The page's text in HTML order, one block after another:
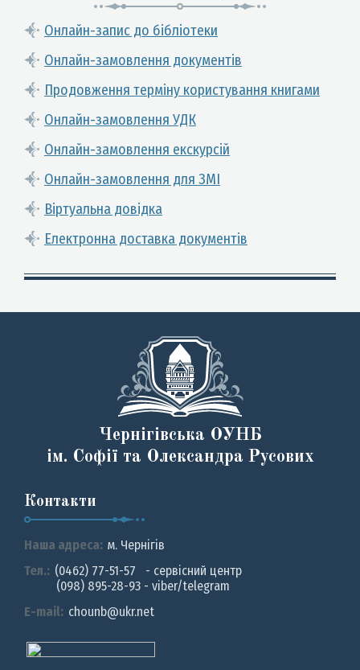
Онлайн-запис до бібліотеки
Онлайн-замовлення документів
Продовження терміну користування книгами
Онлайн-замовлення УДК
Онлайн-замовлення екскурсій
Онлайн-замовлення для ЗМІ
Віртуальна довідка
Електронна доставка документів
Чернігівська ОУНБ
ім. Софії та Олександра Русових
Контакти
Наша адреса: м. Чернiгiв
Тел.: (0462) 77-51-57 - сервісний центр
(098) 895-28-93 - viber/telegram
E-mail: chounb@ukr.net